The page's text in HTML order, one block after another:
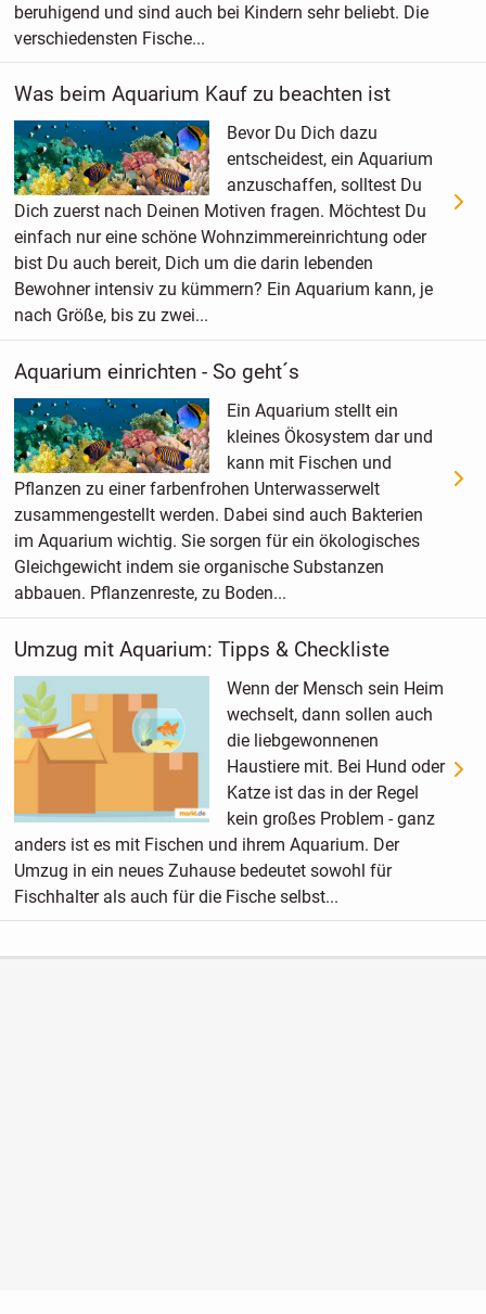
beruhigend und sind auch bei Kindern sehr beliebt. Die
verschiedensten Fische...
Was beim Aquarium Kauf zu beachten ist
Bevor Du Dich dazu
entscheidest, ein Aquarium
anzuschaffen, solltest Du
Dich zuerst nach Deinen Motiven fragen. Möchtest Du
einfach nur eine schöne Wohnzimmereinrichtung oder
bist Du auch bereit, Dich um die darin lebenden
Bewohner intensiv zu kümmern? Ein Aquarium kann, je
nach Größe, bis zu zwei...
Aquarium einrichten - So geht´s
Ein Aquarium stellt ein
kleines Ökosystem dar und
kann mit Fischen und
Pflanzen zu einer farbenfrohen Unterwasserwelt
zusammengestellt werden. Dabei sind auch Bakterien
im Aquarium wichtig. Sie sorgen für ein ökologisches
Gleichgewicht indem sie organische Substanzen
abbauen. Pflanzenreste, zu Boden...
Umzug mit Aquarium: Tipps & Checkliste
Wenn der Mensch sein Heim
wechselt, dann sollen auch
die liebgewonnenen
Haustiere mit. Bei Hund oder
Katze ist das in der Regel
kein großes Problem - ganz
anders ist es mit Fischen und ihrem Aquarium. Der
Umzug in ein neues Zuhause bedeutet sowohl für
Fischhalter als auch für die Fische selbst...